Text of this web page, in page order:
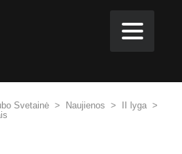
Svetainė > Naujienos > II lyga >